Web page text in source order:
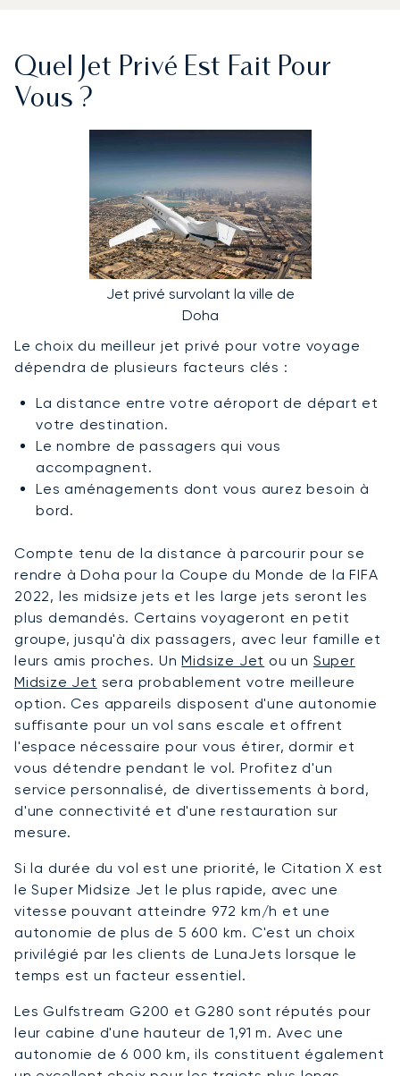
Quel Jet Privé Est Fait Pour
Vous ?
Jet privé survolant la ville de
Doha
Le choix du meilleur jet privé pour votre voyage
dépendra de plusieurs facteurs clés :
La distance entre votre aéroport de départ et
votre destination.
Le nombre de passagers qui vous
accompagnent.
Les aménagements dont vous aurez besoin à
bord.
Compte tenu de la distance à parcourir pour se
rendre à Doha pour la Coupe du Monde de la FIFA
2022, les midsize jets et les large jets seront les
plus demandés. Certains voyageront en petit
groupe, jusqu'à dix passagers, avec leur famille et
leurs amis proches. UnMidsize Jet ou un Super
Midsize Jet sera probablement votre meilleure
option. Ces appareils disposent d'une autonomie
suffisante pour un vol sans escale et offrent
l'espace nécessaire pour vous étirer, dormir et
vous détendre pendant le vol. Profitez d'un
service personnalisé, de divertissements à bord,
d'une connectivité et d'une restauration sur
mesure.
Si la durée du vol est une priorité, le Citation X est
le Super Midsize Jet le plus rapide, avec une
vitesse pouvant atteindre 972 km/h et une
autonomie de plus de 5 600 km. C'est un choix
privilégié par les clients de LunaJets lorsque le
temps est un facteur essentiel.
Les Gulfstream G200 et G280 sont réputés pour
leur cabine d'une hauteur de 1,91 m. Avec une
autonomie de 6 000 km, ils constituent également